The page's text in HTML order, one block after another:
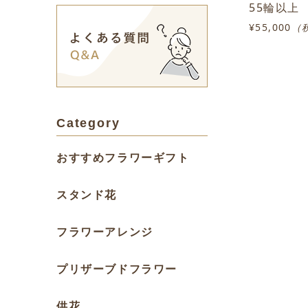
55輪以上
¥55,000
Category
おすすめフラワーギフト
スタンド花
フラワーアレンジ
プリザーブドフラワー